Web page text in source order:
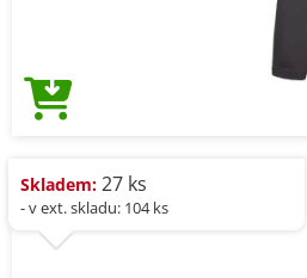
Skladem: 27 ks
- v ext. skladu: 104 ks